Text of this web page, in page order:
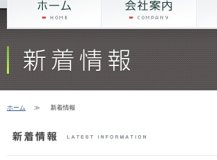
ホーム ≫ 新着情報